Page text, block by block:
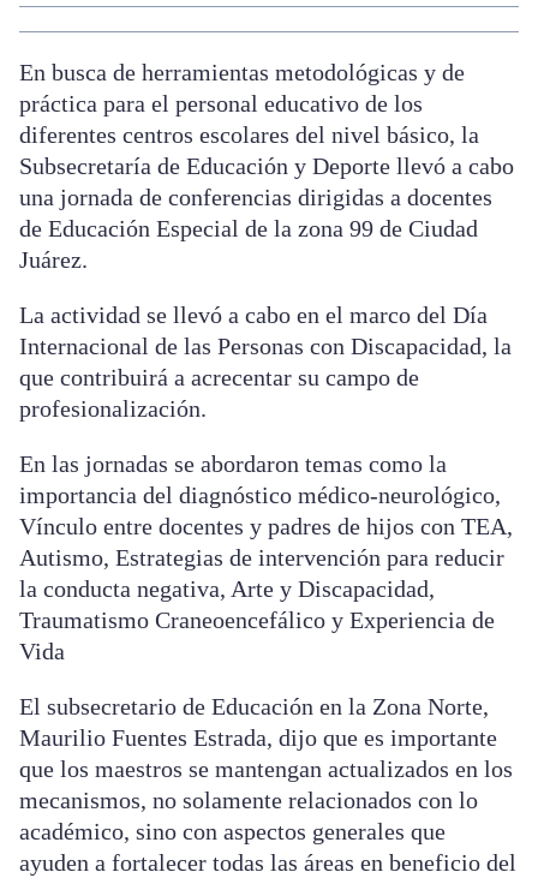
En busca de herramientas metodológicas y de
práctica para el personal educativo de los
diferentes centros escolares del nivel básico, la
Subsecretaría de Educación y Deporte llevó a cabo
una jornada de conferencias dirigidas a docentes
de Educación Especial de la zona 99 de Ciudad
Juárez.
La actividad se llevó a cabo en el marco del Día
Internacional de las Personas con Discapacidad, la
que contribuirá a acrecentar su campo de
profesionalización.
En las jornadas se abordaron temas como la
importancia del diagnóstico médico-neurológico,
Vínculo entre docentes y padres de hijos con TEA,
Autismo, Estrategias de intervención para reducir
la conducta negativa, Arte y Discapacidad,
Traumatismo Craneoencefálico y Experiencia de
Vida
El subsecretario de Educación en la Zona Norte,
Maurilio Fuentes Estrada, dijo que es importante
que los maestros se mantengan actualizados en los
mecanismos, no solamente relacionados con lo
académico, sino con aspectos generales que
ayuden a fortalecer todas las áreas en beneficio del